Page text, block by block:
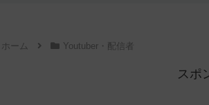
ホーム Youtuber・配信者
スポ